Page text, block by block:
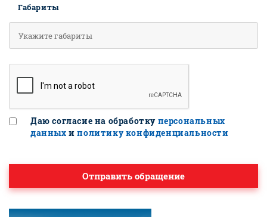
Габариты
Даю согласие на обработку персональных
данных иполитику конфиденциальности
Отправить обращение